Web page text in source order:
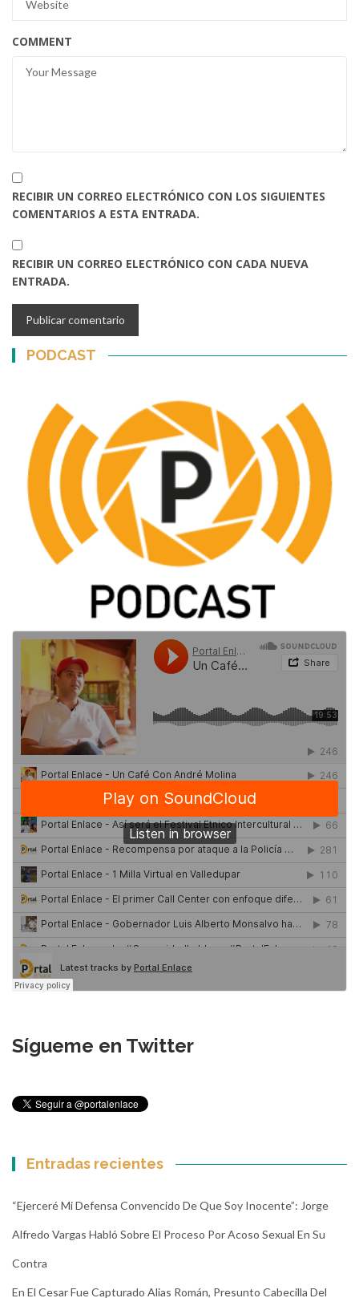
COMMENT
RECIBIR UN CORREO ELECTRÓNICO CON LOS SIGUIENTES
COMENTARIOS A ESTA ENTRADA.
RECIBIR UN CORREO ELECTRÓNICO CON CADA NUEVA
ENTRADA.
PODCAST
Sígueme en Twitter
Entradas recientes
“Ejerceré Mi Defensa Convencido De Que Soy Inocente”: Jorge
Alfredo Vargas Habló Sobre El Proceso Por Acoso Sexual En Su
Contra
En El Cesar Fue Capturado Alias Román, Presunto Cabecilla Del